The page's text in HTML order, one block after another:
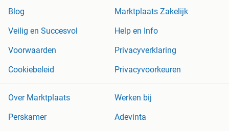
Blog
Marktplaats Zakelijk
Veilig en Succesvol
Help en Info
Voorwaarden
Privacyverklaring
Cookiebeleid
Privacyvoorkeuren
Over Marktplaats
Werken bij
Perskamer
Adevinta